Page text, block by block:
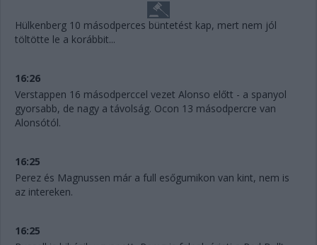
Hülkenberg 10 másodperces büntetést kap, mert nem jól
töltötte le a korábbit...
16:26
Verstappen 16 másodperccel vezet Alonso előtt - a spanyol
gyorsabb, de nagy a távolság. Ocon 13 másodpercre van
Alonsótól.
16:25
Perez és Magnussen már a full esőgumikon van kint, nem is
az intereken.
16:25